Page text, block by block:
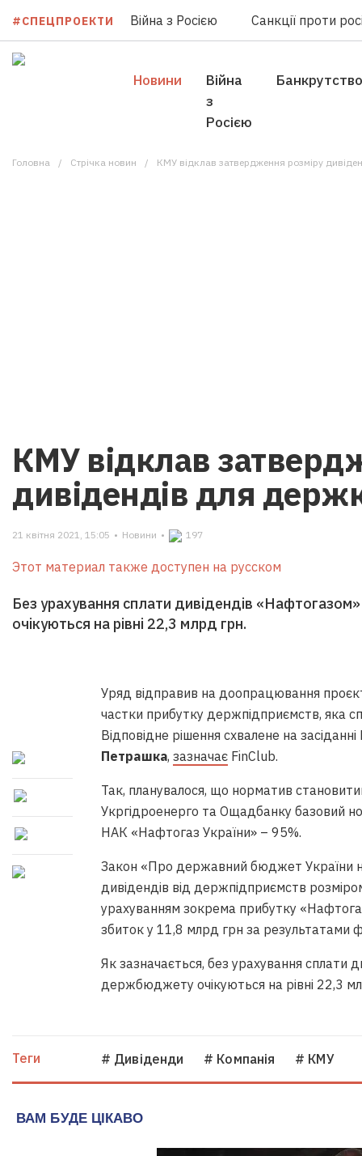
#СПЕЦПРОЕКТИ Війна з Росією Санкції проти
Новини
Війна
з
Росією
Банкрутство
Головна Стрічка новин КМУ відклав затвердження розміру
КМУ відклав
дивідендів для
21 квітня 2021, 15:05 • Новини • 197
Этот материал также доступен на русском
Без урахування сплати дивідендів
очікуються на рівні 22,3 млрд грн.
Уряд відправив на доопрацювання
частки прибутку держпідприємств, яка
Відповідне рішення схвалене на
Петрашка, зазначаєFinClub.
Так, планувалося, що норматив
Укргідроенерго та Ощадбанку базовий
НАК «Нафтогаз України» – 95%.
Закон «Про державний бюджет України
дивідендів від держпідприємств
урахуванням зокрема прибутку
збиток у 11,8 млрд грн за результатами
Як зазначається, без урахування
держбюджету очікуються на рівні 22,3
Теги # Дивіденди # Компанія # КМУ